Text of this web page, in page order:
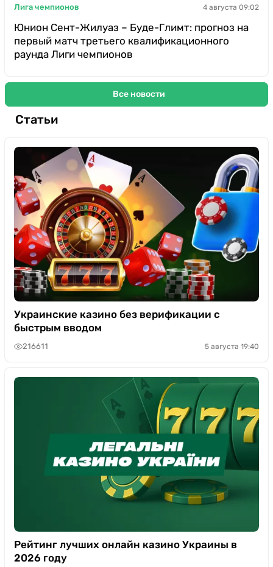
Лига чемпионов 4 августа 09:02
Юнион Сент-Жилуаз – Буде-Глимт: прогноз на
первый матч третьего квалификационного
раунда Лиги чемпионов
Все новости
Статьи
Украинские казино без верификации с
быстрым вводом
216611 5 августа 19:40
Рейтинг лучших онлайн казино Украины в
2026 году